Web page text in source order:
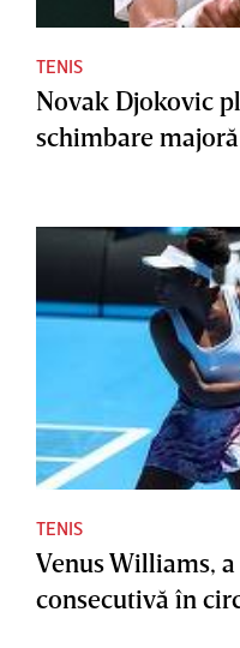
TENIS
Novak Djokovic
schimbare
TENIS
Venus Williams,
consecutivă în